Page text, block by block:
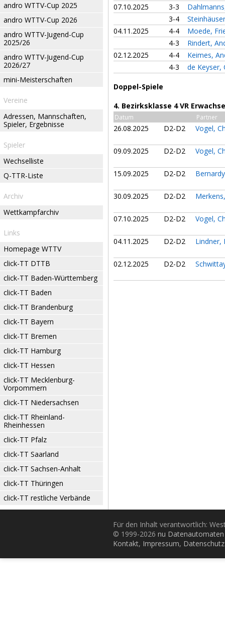
andro WTTV-Cup 2025
andro WTTV-Cup 2026
andro WTTV-Jugend-Cup
2025/26
andro WTTV-Jugend-Cup
2026/27
mini-Meisterschaften
Vereine
Adressen, Mannschaften,
Spieler, Ergebnisse
Spieler
Wechselliste
Q-TTR-Liste
Archiv
Wettkampfarchiv
Links
Homepage WTTV
click-TT DTTB
click-TT Baden-Württemberg
click-TT Baden
click-TT Brandenburg
click-TT Bayern
click-TT Bremen
click-TT Hamburg
click-TT Hessen
click-TT Mecklenburg-
Vorpommern
click-TT Niedersachsen
click-TT Rheinland-
Rheinhessen
click-TT Pfalz
click-TT Saarland
click-TT Sachsen-Anhalt
click-TT Thüringen
click-TT restliche Verbände
07.10.2025
3-3
3-4
04.11.2025
4-4
Moede,
4-3
Rindert,
02.12.2025
4-4
Keimes,
4-3
de Keyser,
Doppel-Spiele
4. Bezirksklasse 4 VR
Datum Partner
26.08.2025 D2-D2 Vogel,
09.09.2025 D2-D2 Vogel,
15.09.2025 D2-D2
30.09.2025 D2-D2
07.10.2025 D2-D2 Vogel,
04.11.2025 D2-D2 Lindner,
02.12.2025 D2-D2
Für den Inhalt verantwortlich:
© 1999-2026 nu
Kontakt, Impressum, Datenschutz